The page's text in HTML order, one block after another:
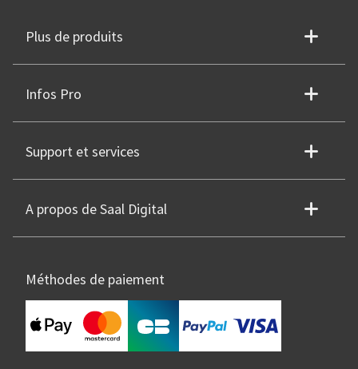
Plus de produits
Infos Pro
Support et services
A propos de Saal Digital
Méthodes de paiement